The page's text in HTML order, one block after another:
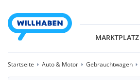
MARKTPLATZ
Startseite Auto & Motor Gebrauchtwagen